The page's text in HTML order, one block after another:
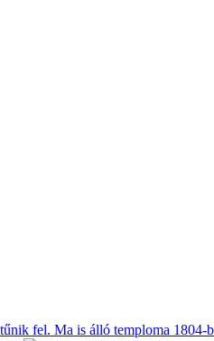
fel. Ma is álló temploma